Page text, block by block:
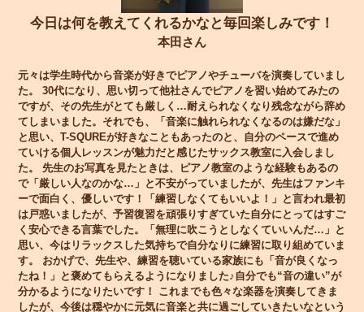
今日は何を教えてくれるかなと毎回楽しみです！
本田さん
元々は学生時代から音楽が好きでピアノやチューバを演奏していまし
た。 30代になり、思い切って他社さんでピアノを習い始めてみたの
ですが、その先生がとても厳しく…耐えられなくなり残念ながら辞め
てしまいました。それでも、「音楽に触れられなくなるのは嫌だな」
と思い、T-SQUREが好きなこともあったのと、自分のペースで進め
ていける個人レッスンが魅力だと感じたサックス教室に入会しまし
た。 先生のお写真を見たときは、ピアノ教室のような経験もあるの
で「厳しい人なのかな…」と不安がっていましたが、先生はファンキ
ーで面白く、優しいです！「練習しなくてもいいよ！」と言われ最初
は戸惑いましたが、予習復習を頑張りすぎていた自分にとってはすご
く安心できる言葉でした。「無理に吹こうとしなくていいんだ…」と
思い、今はリラックスした気持ちで自分なりに練習に取り組めていま
す。 おかげで、先生や、練習を聴いている家族にも「音が良くなっ
たね！」と褒めてもらえるようになりました♪自分でも“音の違い”が
分かるようになりたいです！ これまでも色々な楽器を演奏してきま
したが、今後は穏やかに元気に音楽と共に過ごしていきたいなという